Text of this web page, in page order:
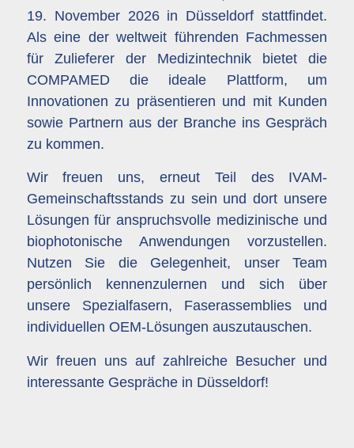
19. November 2026 in Düsseldorf stattfindet.
Als eine der weltweit führenden Fachmessen
für Zulieferer der Medizintechnik bietet die
COMPAMED die ideale Plattform, um
Innovationen zu präsentieren und mit Kunden
sowie Partnern aus der Branche ins Gespräch
zu kommen.
Wir freuen uns, erneut Teil des IVAM-
Gemeinschaftsstands zu sein und dort unsere
Lösungen für anspruchsvolle medizinische und
biophotonische Anwendungen vorzustellen.
Nutzen Sie die Gelegenheit, unser Team
persönlich kennenzulernen und sich über
unsere Spezialfasern, Faserassemblies und
individuellen OEM-Lösungen auszutauschen.
Wir freuen uns auf zahlreiche Besucher und
interessante Gespräche in Düsseldorf!